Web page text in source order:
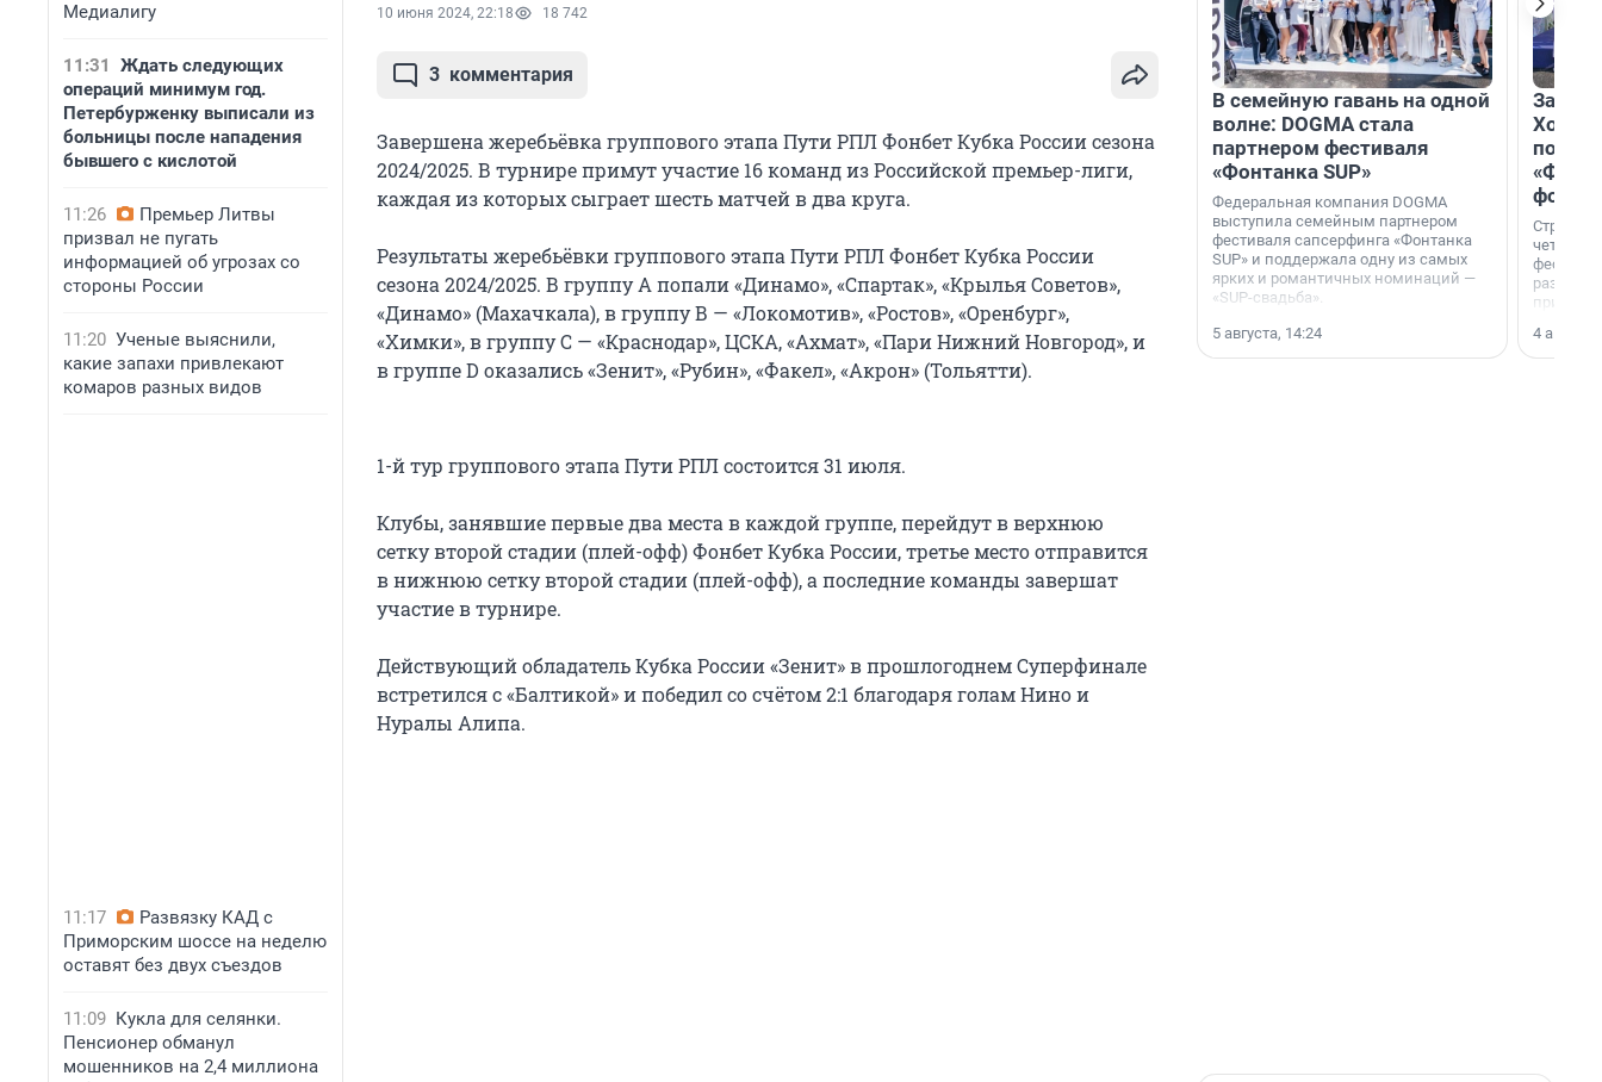
Медиалигу
11:31
Ждать следующих
операций минимум год.
Петербурженку выписали из
больницы после нападения
бывшего с кислотой
11:26
Премьер Литвы
призвал не пугать
информацией об угрозах со
стороны России
11:20 Ученые выяснили,
какие запахи привлекают
комаров разных видов
11:17
Развязку КАД с
Приморским шоссе на неделю
оставят без двух съездов
11:09 Кукла для селянки.
Пенсионер обманул
мошенников на 2,4 миллиона
10 июня 2024, 22:18 18 742
3 комментария
Завершена жеребьёвка группового этапа Пути РПЛ Фонбет Кубка России сезона
2024/2025. В турнире примут участие 16 команд из Российской премьер-лиги,
каждая из которых сыграет шесть матчей в два круга.
Результаты жеребьёвки группового этапа Пути РПЛ Фонбет Кубка России
сезона 2024/2025. В группу А попали «Динамо», «Спартак», «Крылья Советов»,
«Динамо» (Махачкала), в группу В — «Локомотив», «Ростов», «Оренбург»,
«Химки», в группу С — «Краснодар», ЦСКА, «Ахмат», «Пари Нижний Новгород», и
в группе D оказались «Зенит», «Рубин», «Факел», «Акрон» (Тольятти).
1-й тур группового этапа Пути РПЛ состоится 31 июля.
Клубы, занявшие первые два места в каждой группе, перейдут в верхнюю
сетку второй стадии (плей-офф) Фонбет Кубка России, третье место отправится
в нижнюю сетку второй стадии (плей-офф), а последние команды завершат
участие в турнире.
Действующий обладатель Кубка России «Зенит» в прошлогоднем Суперфинале
встретился с «Балтикой» и победил со счётом 2:1 благодаря голам Нино и
Нуралы Алипа.
В семейную гавань на одной
волне: DOGMA стала
партнером фестиваля
«Фонтанка SUP»
Федеральная компания DOGMA
выступила семейным партнером
фестиваля сапсерфинга «Фонтанка
SUP» и поддержала одну из самых
ярких и романтичных номинаций —
«SUP-свадьба».
5 августа, 14:24
раз
4